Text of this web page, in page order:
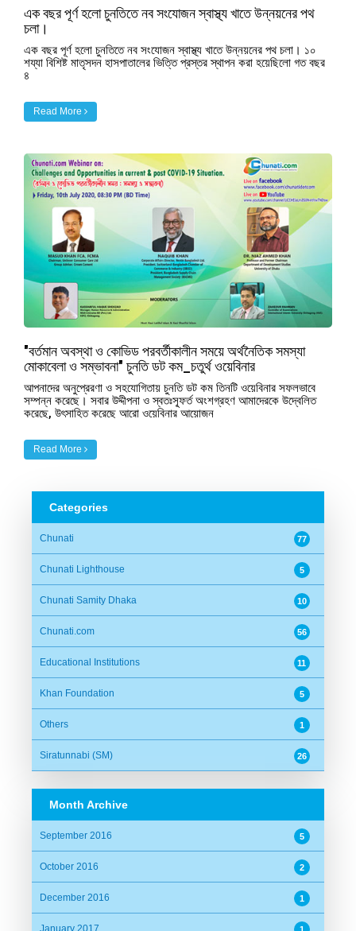
এক বছর পূর্ণ হলো চুনতিতে নব সংযোজন স্বাস্থ্য খাতে উন্নয়নের পথ
চলা।
এক বছর পূর্ণ হলো চুনতিতে নব সংযোজন স্বাস্থ্য খাতে উন্নয়নের পথ চলা। ১০
শয্যা বিশিষ্ট মাতৃসদন হাসপাতালের ভিত্তি প্রস্তর স্থাপন করা হয়েছিলো গত বছর
৪
Read More
"বর্তমান অবস্থা ও কোভিড পরবর্তীকালীন সময়ে অর্থনৈতিক সমস্যা
মোকাবেলা ও সম্ভাবনা" চুনতি ডট কম_চতুর্থ ওয়েবিনার
আপনাদের অনুপ্রেরণা ও সহযোগিতায় চুনতি ডট কম তিনটি ওয়েবিনার সফলভাবে
সম্পন্ন করেছে। সবার উদ্দীপনা ও স্বতঃস্ফূর্ত অংশগ্রহণ আমাদেরকে উদ্বেলিত
করেছে, উৎসাহিত করেছে আরো ওয়েবিনার আয়োজন
Read More
Categories
Chunati 77
Chunati Lighthouse 5
Chunati Samity Dhaka 10
Chunati.com 56
Educational Institutions 11
Khan Foundation 5
Others 1
Siratunnabi (SM) 26
Month Archive
September 2016 5
October 2016 2
December 2016 1
January 2017